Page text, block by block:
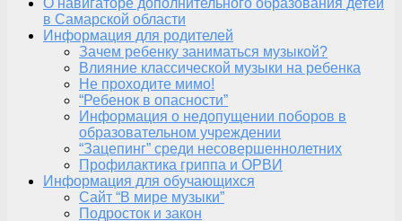
О навигаторе дополнительного образования детей
в Самарской области
Информация для родителей
Зачем ребенку заниматься музыкой?
Влияние классической музыки на ребенка
Не проходите мимо!
“Ребенок в опасности”
Информация о недопущении поборов в
образовательном учреждении
“Зацепинг” среди несовершеннолетних
Профилактика гриппа и ОРВИ
Информация для обучающихся
Сайт “В мире музыки”
Подросток и закон